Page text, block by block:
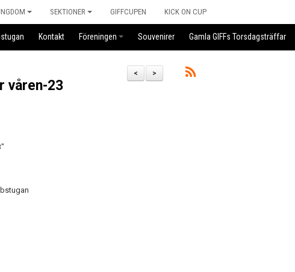
SEKTIONER GIFFCUPEN KICK ON CUP
Kontakt Föreningen Souvenirer Gamla GIFFs Torsdagsträffar
>
<
våren-23